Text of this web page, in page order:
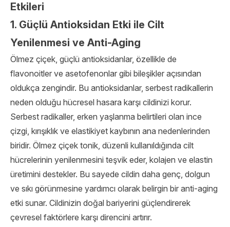
Etkileri
1. Güçlü Antioksidan Etki ile Cilt
Yenilenmesi ve Anti-Aging
Ölmez çiçek, güçlü antioksidanlar, özellikle de
flavonoitler ve asetofenonlar gibi bileşikler açısından
oldukça zengindir. Bu antioksidanlar, serbest radikallerin
neden olduğu hücresel hasara karşı cildinizi korur.
Serbest radikaller, erken yaşlanma belirtileri olan ince
çizgi, kırışıklık ve elastikiyet kaybının ana nedenlerinden
biridir. Ölmez çiçek tonik, düzenli kullanıldığında cilt
hücrelerinin yenilenmesini teşvik eder, kolajen ve elastin
üretimini destekler. Bu sayede cildin daha genç, dolgun
ve sıkı görünmesine yardımcı olarak belirgin bir anti-aging
etki sunar. Cildinizin doğal bariyerini güçlendirerek
çevresel faktörlere karşı direncini artırır.